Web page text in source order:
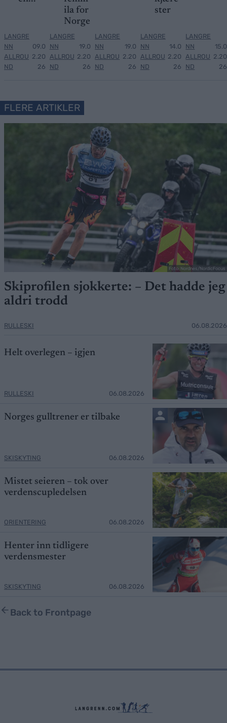
LANGRE
NN
ALLROU
ND
09.0
2.20
26
ila for
Norge
LANGRE
NN
ALLROU
ND
19.0
2.20
26
LANGRE
NN
ALLROU
ND
19.0
2.20
26
ster
LANGRE
NN
ALLROU
ND
14.0
2.20
26
LANGRE
NN
ALLROU
ND
15.0
2.20
26
FLERE ARTIKLER
Foto: Nordnes/NordicFocus
Skiprofilen sjokkerte: – Det hadde jeg
aldri trodd
RULLESKI 06.08.2026
Helt overlegen – igjen
RULLESKI 06.08.2026
Norges gulltrener er tilbake
SKISKYTING 06.08.2026
Mistet seieren – tok over
verdenscupledelsen
ORIENTERING 06.08.2026
Henter inn tidligere
verdensmester
SKISKYTING 06.08.2026
Back to Frontpage